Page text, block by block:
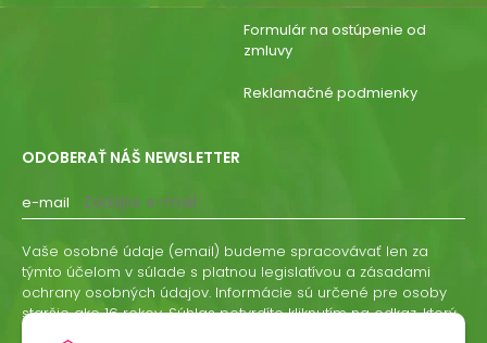
Formulár na ostúpenie od
zmluvy
Reklamačné podmienky
ODOBERAŤ NÁŠ NEWSLETTER
e-mail
Vaše osobné údaje (email) budeme spracovávať len za
týmto účelom v súlade s platnou legislatívou a zásadami
ochrany osobných údajov. Informácie sú určené pre osoby
staršie ako 16 rokov. Súhlas potvrdíte kliknutím na odkaz, ktorý